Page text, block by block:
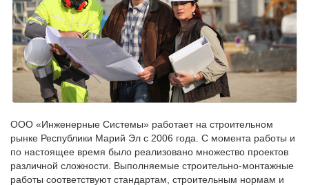
ООО «Инженерные Системы» работает на строительном
рынке Республики Марий Эл с 2006 года. С момента работы и
по настоящее время было реализовано множество проектов
различной сложности. Выполняемые строительно-монтажные
работы соответствуют стандартам, строительным нормам и